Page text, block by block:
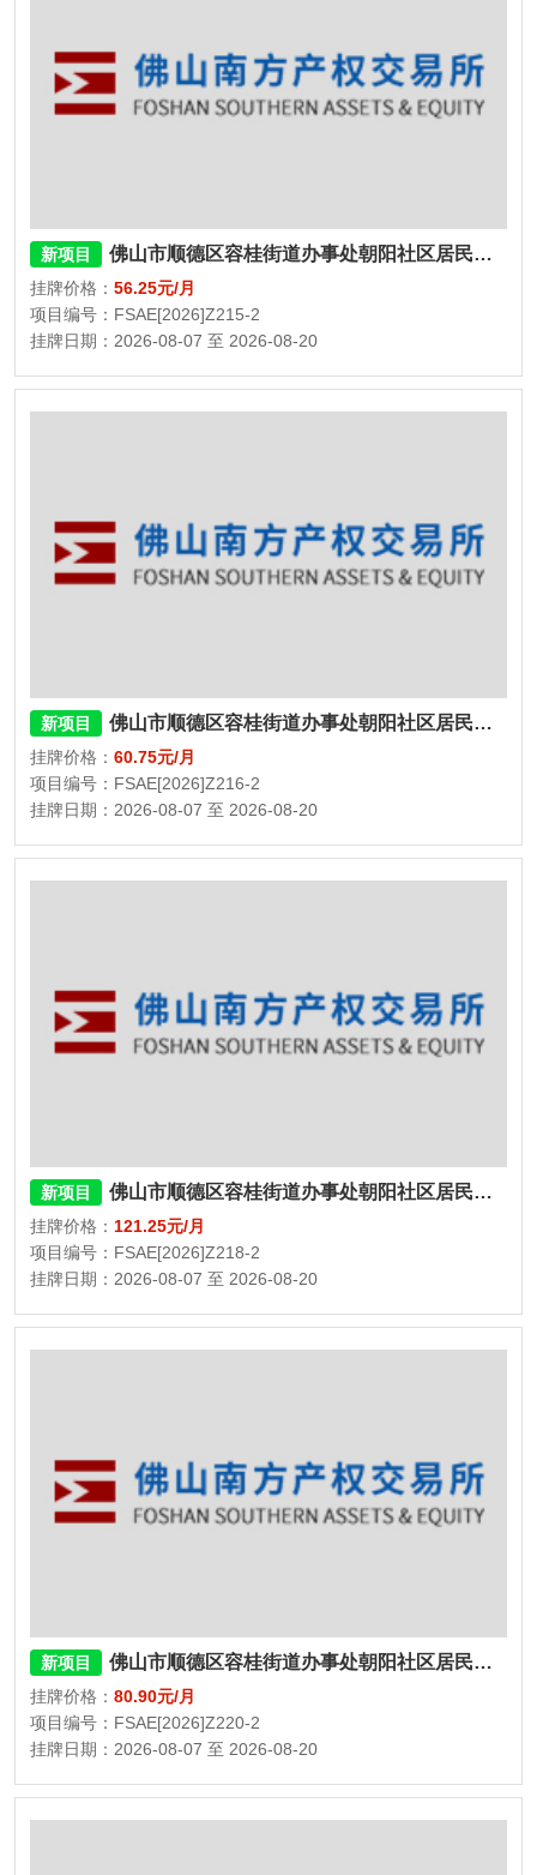
新项目 佛山市顺德区容桂街道办事处朝阳社区居民委员会民福街二巷二座、三座9号杂物间
挂牌价格： 56.25元/月
项目编号：FSAE[2026]Z215-2
挂牌日期：2026-08-07 至 2026-08-20
新项目 佛山市顺德区容桂街道办事处朝阳社区居民委员会民福街二巷二座、三座11号杂物间
挂牌价格： 60.75元/月
项目编号：FSAE[2026]Z216-2
挂牌日期：2026-08-07 至 2026-08-20
新项目 佛山市顺德区容桂街道办事处朝阳社区居民委员会民福街二巷二座、三座1号车库
挂牌价格： 121.25元/月
项目编号：FSAE[2026]Z218-2
挂牌日期：2026-08-07 至 2026-08-20
新项目 佛山市顺德区容桂街道办事处朝阳社区居民委员会民福街三巷二座、三座1号杂物间
挂牌价格： 80.90元/月
项目编号：FSAE[2026]Z220-2
挂牌日期：2026-08-07 至 2026-08-20